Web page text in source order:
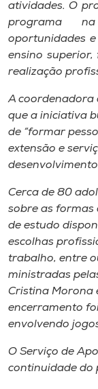
Biblioteca
Editora
Rádio
Museu
Store
Selecione
A+
atividades. O
programa
oportunidades
ensino
realização
A coordenadora
que a iniciativa
de “formar
extensão e
Cerca de 80
sobre as formas
de estudo
escolhas
trabalho, entre
ministradas
Cristina Morona
encerramento
envolvendo
O Serviço de
continuidade do